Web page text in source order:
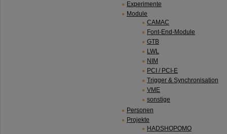
Experimente
Module
CAMAC
Font-End-Module
GTB
LWL
NIM
PCI / PCI-E
Trigger & Synchronisation
VME
sonstige
Personen
Projekte
HADSHOPOMO